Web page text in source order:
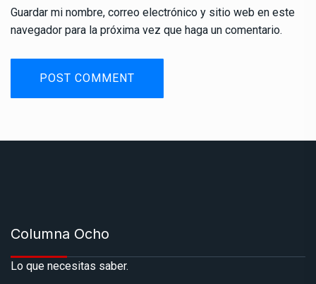
Guardar mi nombre, correo electrónico y sitio web en este
navegador para la próxima vez que haga un comentario.
Columna Ocho
Lo que necesitas saber.